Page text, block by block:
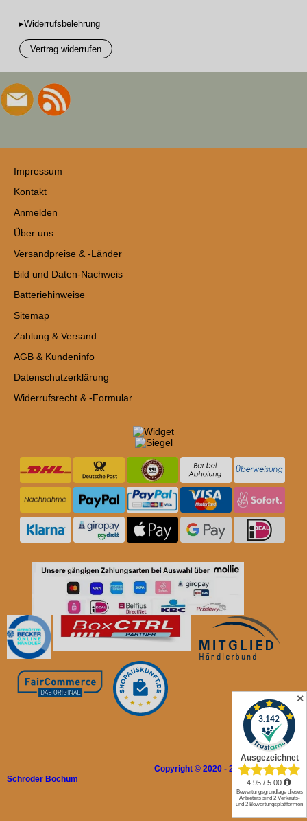
▸Widerrufsbelehrung
Vertrag widerrufen
Impressum
Kontakt
Anmelden
Über uns
Versandpreise & -Länder
Bild und Daten-Nachweis
Batteriehinweise
Sitemap
Zahlung & Versand
AGB & Kundeninfo
Datenschutzerklärung
Widerrufsrecht & -Formular
Copyright © 2020 - 2026 Rolladen
Schröder Bochum
✕